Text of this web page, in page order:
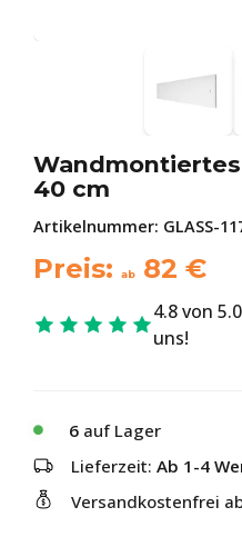
40 cm
Artikelnummer: GLASS-
Preis: ab 82 €
4.8 von
uns!
6 auf Lager
Lieferzeit: Ab 1-4
Versandkostenfrei